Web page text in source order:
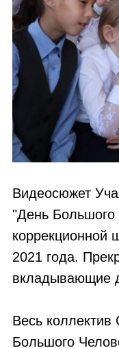
Видеосюжет
"День Большого
коррекционной
2021 года.
вкладывающие
Весь
Большого